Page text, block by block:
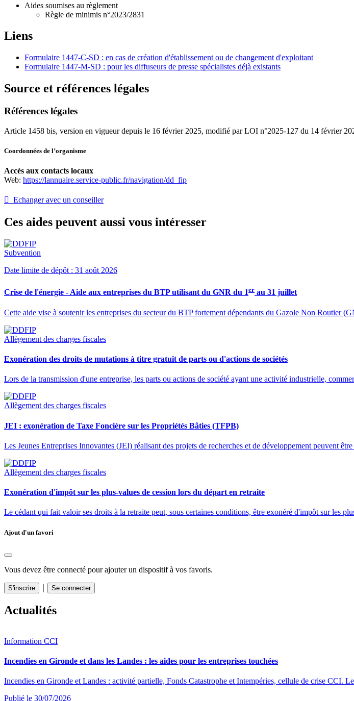
Aides soumises au règlement
Règle de minimis n°2023/2831
Liens
Formulaire 1447-C-SD : en cas de création d'établissement ou de changement d'exploitant
Formulaire 1447-M-SD : pour les diffuseurs de presse spécialistes déjà existants
Source et références légales
Références légales
Article 1458 bis, version en vigueur depuis le 16 février 2025, modifié par LOI n°2025-127 du 14 février
Coordonnées de l’organisme
Accès aux contacts locaux
Web: https://lannuaire.service-public.fr/navigation/dd_fip
 Echanger avec un conseiller
Ces aides peuvent aussi vous intéresser
Subvention
Date limite de dépôt : 31 août 2026
Crise de l'énergie - Aide aux entreprises du BTP utilisant du GNR du 1er au 31 juillet
Cette aide vise à soutenir les entreprises du secteur du BTP fortement dépendants du Gazole Non Routier
Allègement des charges fiscales
Exonération des droits de mutations à titre gratuit de parts ou d'actions de sociétés
Lors de la transmission d'une entreprise, les parts ou actions de société ayant une activité industrielle,
Allègement des charges fiscales
JEI : exonération de Taxe Foncière sur les Propriétés Bâties (TFPB)
Les Jeunes Entreprises Innovantes (JEI) réalisant des projets de recherches et de développement peuvent
Allègement des charges fiscales
Exonération d'impôt sur les plus-values de cession lors du départ en retraite
Le cédant qui fait valoir ses droits à la retraite peut, sous certaines conditions, être exonéré d'impôt sur les
Ajout d'un favori
Vous devez être connecté pour ajouter un dispositif à vos favoris.
S'inscrire Se connecter
Actualités
Information CCI
Incendies en Gironde et dans les Landes : les aides pour les entreprises touchées
Incendies en Gironde et Landes : activité partielle, Fonds Catastrophe et Intempéries, cellule de crise CCI.
Publié le 30/07/2026